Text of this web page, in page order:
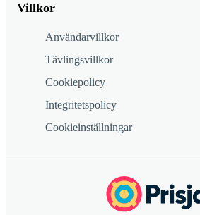
Villkor
Användarvillkor
Tävlingsvillkor
Cookiepolicy
Integritetspolicy
Cookieinställningar